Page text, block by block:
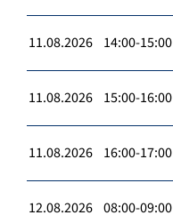
11.08.2026 14:00-15:00
11.08.2026 15:00-16:00
11.08.2026 16:00-17:00
12.08.2026 08:00-09:00